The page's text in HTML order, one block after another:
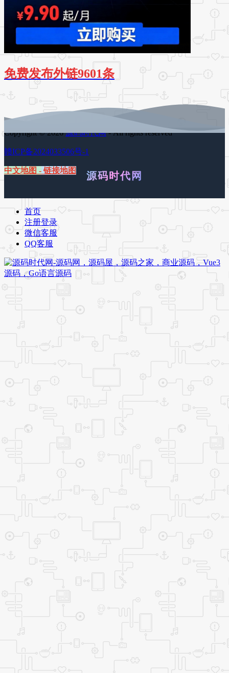
免费发布外链9601条
Copyright © 2026源码时代网- All rights reserved
赣ICP备2024033506号-1
中文地图 - 链接地图 源码时代网
首页
注册登录
微信客服
QQ客服